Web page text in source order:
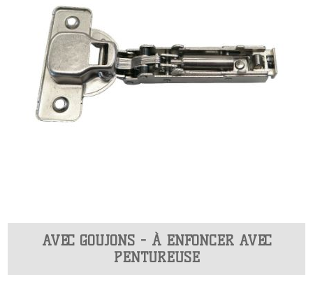
AVEC GOUJONS - À ENFONCER AVEC
PENTUREUSE